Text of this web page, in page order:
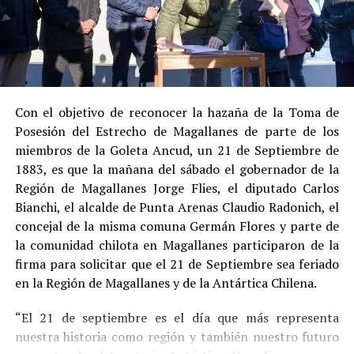
Suconducta anterior irreprochable , al no
registrar antecedentes penales previos.
Estas circunstancias jurídicas, sumadas al
procedimiento abreviado, redujeron la posibilidad de un
cumplimiento efectivo en recinto penitenciario.
Indemnización a la víctima y nueva investigación
por ocultamiento de bienes
En el ámbito civil, elJuzgado de Letras de Castrodictó
enseptiembre de 2023una sentencia que obliga a
Pedro Montecinos apagar una indemnización total de
$120 millonespor concepto de daño moral:
$80 millonesa favor de la víctima.
$40 millonesa favor de su madre.
Sin embargo, la Fiscalía abrió una nueva línea
Con el objetivo de reconocer la hazaña de la Toma de
Posesión del Estrecho de Magallanes de parte de los
miembros de la Goleta Ancud, un 21 de Septiembre de
1883, es que la mañana del sábado el gobernador de la
Región de Magallanes Jorge Flies, el diputado Carlos
Bianchi, el alcalde de Punta Arenas Claudio Radonich, el
concejal de la misma comuna Germán Flores y parte de
la comunidad chilota en Magallanes participaron de la
firma para solicitar que el 21 de Septiembre sea feriado
en la Región de Magallanes y de la Antártica Chilena.
“El 21 de septiembre es el día que más representa
nuestra historia como región y también nuestro futuro